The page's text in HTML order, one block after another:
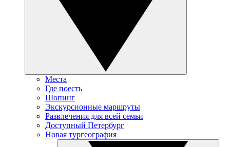
Места
Где поесть
Шопинг
Экскурсионные маршруты
Развлечения для всей семьи
Доступный Петербург
Новая тургеография